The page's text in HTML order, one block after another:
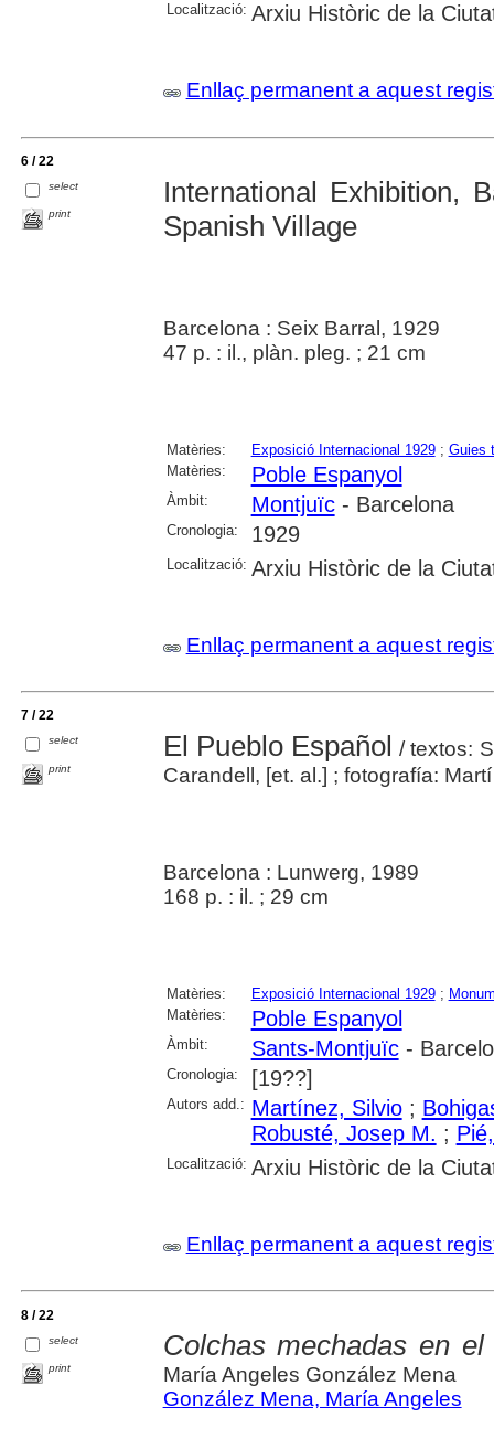
Localització: Arxiu Històric de la
Enllaç permanent a aquest
6 / 22
select
print
International Exhibition,
Spanish Village
Barcelona : Seix Barral, 1929
47 p. : il., plàn. pleg. ; 21 cm
Matèries: Exposició Internacional 1929; Guies
Matèries:
Poble Espanyol
Àmbit: Montjuïc- Barcelona
Cronologia: 1929
Localització: Arxiu Històric de la
Enllaç permanent a aquest
7 / 22
select
print
El Pueblo Español / textos:
Carandell, [et. al.] ; fotografía:
Barcelona : Lunwerg, 1989
168 p. : il. ; 29 cm
Matèries: Exposició Internacional 1929;
Matèries:
Poble Espanyol
Àmbit: Sants-Montjuïc-
Cronologia: [19??]
Autors add.: Martínez, Silvio;
Robusté, Josep M. ;
Localització: Arxiu Històric de la
Enllaç permanent a aquest
8 / 22
select
print
Colchas mechadas en
María Angeles González Mena
González Mena, María Angeles